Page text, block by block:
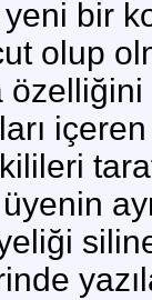
bir
olup